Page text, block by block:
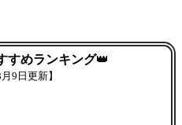
すめランキング👑
9日更新】